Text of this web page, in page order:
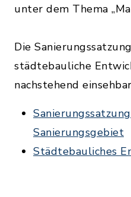
unter dem Thema
Die
städtebauliche
nachstehend
Sanierungsgebiet
Städtebauliches